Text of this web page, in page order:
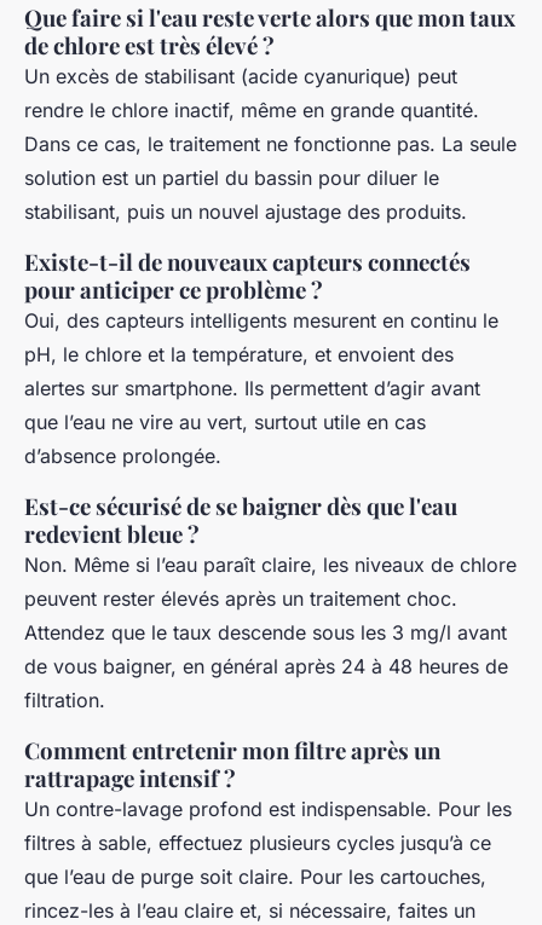
Que faire si l'eau reste verte alors que mon taux
de chlore est très élevé ?
Un excès de stabilisant (acide cyanurique) peut
rendre le chlore inactif, même en grande quantité.
Dans ce cas, le traitement ne fonctionne pas. La seule
solution est un partiel du bassin pour diluer le
stabilisant, puis un nouvel ajustage des produits.
Existe-t-il de nouveaux capteurs connectés
pour anticiper ce problème ?
Oui, des capteurs intelligents mesurent en continu le
pH, le chlore et la température, et envoient des
alertes sur smartphone. Ils permettent d’agir avant
que l’eau ne vire au vert, surtout utile en cas
d’absence prolongée.
Est-ce sécurisé de se baigner dès que l'eau
redevient bleue ?
Non. Même si l’eau paraît claire, les niveaux de chlore
peuvent rester élevés après un traitement choc.
Attendez que le taux descende sous les 3 mg/l avant
de vous baigner, en général après 24 à 48 heures de
filtration.
Comment entretenir mon filtre après un
rattrapage intensif ?
Un contre-lavage profond est indispensable. Pour les
filtres à sable, effectuez plusieurs cycles jusqu’à ce
que l’eau de purge soit claire. Pour les cartouches,
rincez-les à l’eau claire et, si nécessaire, faites un